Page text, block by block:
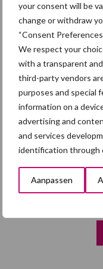
your consent will be
change or withdraw
“Consent
We respect your
with a transparent
third-party vendors
purposes and special
information on a
advertising and
and services
identification through
Aanpassen
5 aug
4 aug